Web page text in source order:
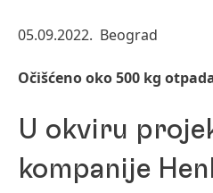
05.09.2022. Beograd
Očišćeno oko 500 kg
U okviru
kompanije